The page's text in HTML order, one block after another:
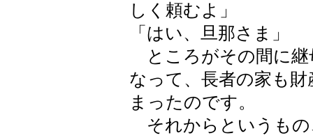
しく頼むよ」
「はい、旦那さま」
ところがその間に継
なって、長者の家も
まったのです。
それからというもの